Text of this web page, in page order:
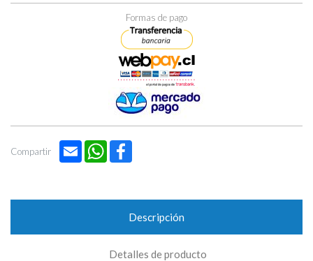
Formas de pago
Compartir Email WhatsApp
Descripción
Detalles de producto